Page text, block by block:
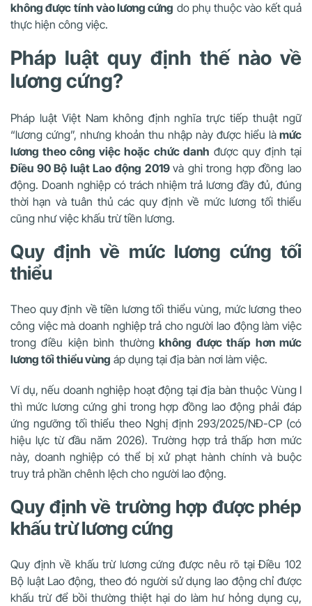
không được tính vào lương cứng do phụ thuộc vào kết quả
thực hiện công việc.
Pháp luật quy định thế nào về
lương cứng?
Pháp luật Việt Nam không định nghĩa trực tiếp thuật ngữ
“lương cứng”, nhưng khoản thu nhập này được hiểu là mức
lương theo công việc hoặc chức danh được quy định tại
Điều 90 Bộ luật Lao động 2019và ghi trong hợp đồng lao
động. Doanh nghiệp có trách nhiệm trả lương đầy đủ, đúng
thời hạn và tuân thủ các quy định về mức lương tối thiểu
cũng như việc khấu trừ tiền lương.
Quy định về mức lương cứng tối
thiểu
Theo quy định về tiền lương tối thiểu vùng, mức lương theo
công việc mà doanh nghiệp trả cho người lao động làm việc
trong điều kiện bình thườngkhông được thấp hơn mức
lương tối thiểu vùng áp dụng tại địa bàn nơi làm việc.
Ví dụ, nếu doanh nghiệp hoạt động tại địa bàn thuộc Vùng I
thì mức lương cứng ghi trong hợp đồng lao động phải đáp
ứng ngưỡng tối thiểu theo Nghị định 293/2025/NĐ-CP (có
hiệu lực từ đầu năm 2026). Trường hợp trả thấp hơn mức
này, doanh nghiệp có thể bị xử phạt hành chính và buộc
truy trả phần chênh lệch cho người lao động.
Quy định về trường hợp được phép
khấu trừ lương cứng
Quy định về khấu trừ lương cứng được nêu rõ tại Điều 102
Bộ luật Lao động, theo đó người sử dụng lao động chỉ được
khấu trừ để bồi thường thiệt hại do làm hư hỏng dụng cụ,